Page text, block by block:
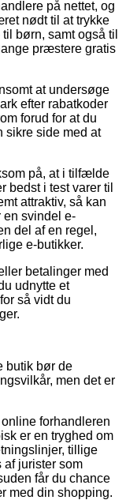
på nettet, og
nødt til at trykke
børn, samt også til
præstere gratis
at undersøge
efter rabatkoder
forud for at du
sikre side med at
på, at i tilfælde
bedst i test varer til
attraktiv, så kan
svindel e-
del af en regel,
e-butikker.
betalinger med
udnytte et
så vidt du
butik bør de
men det er
forhandleren
er en tryghed om
tillige
af jurister som
får du chance
med din shopping.